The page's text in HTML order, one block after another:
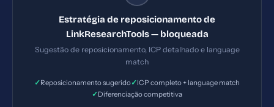
Estratégia de reposicionamento de
LinkResearchTools — bloqueada
Sugestão de reposicionamento, ICP detalhado e language
match
✓Reposicionamento sugerido✓ICP completo + language match
✓Diferenciação competitiva